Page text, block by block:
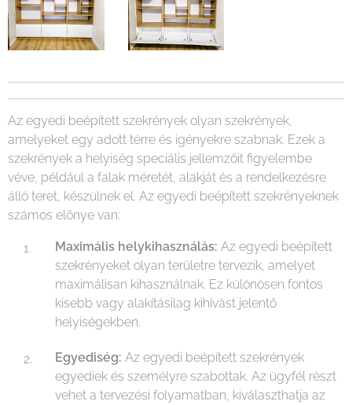
Az egyedi beépített szekrények olyan szekrények,
amelyeket egy adott térre és igényekre szabnak. Ezek a
szekrények a helyiség speciális jellemzőit figyelembe
véve, például a falak méretét, alakját és a rendelkezésre
álló teret, készülnek el. Az egyedi beépített szekrényeknek
számos előnye van:
Maximális helykihasználás: Az egyedi beépített
szekrényeket olyan területre tervezik, amelyet
maximálisan kihasználnak. Ez különösen fontos
kisebb vagy alakításilag kihívást jelentő
helyiségekben.
Egyediség: Az egyedi beépített szekrények
egyediek és személyre szabottak. Az ügyfél részt
vehet a tervezési folyamatban, kiválaszthatja az